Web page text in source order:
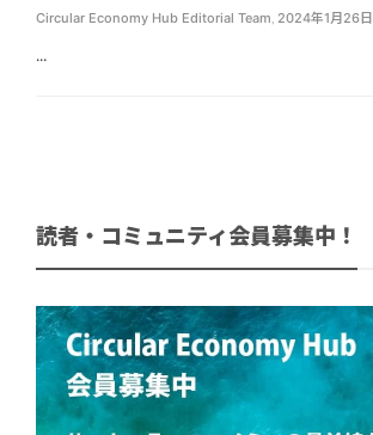
Circular Economy Hub Editorial Team 2024年1月26日
...
読者・コミュニティ会員募集中！